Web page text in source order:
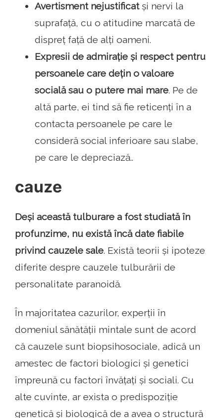
Avertisment nejustificatși nervi la
suprafață, cu o atitudine marcată de
dispreț față de alți oameni.
Expresii de admirație și respect pentru
persoanele care dețin o valoare
socială sau o putere mai mare. Pe de
altă parte, ei tind să fie reticenți în a
contacta persoanele pe care le
consideră social inferioare sau slabe,
pe care le depreciază..
cauze
Deși această tulburare a fost studiată în
profunzime, nu există încă date fiabile
privind cauzele sale. Există teorii și ipoteze
diferite despre cauzele tulburării de
personalitate paranoidă.
În majoritatea cazurilor, experții în
domeniul sănătății mintale sunt de acord
că cauzele sunt biopsihosociale, adică un
amestec de factori biologici și genetici
împreună cu factori învățați și sociali. Cu
alte cuvinte, ar exista o predispoziție
genetică și biologică de a avea o structură